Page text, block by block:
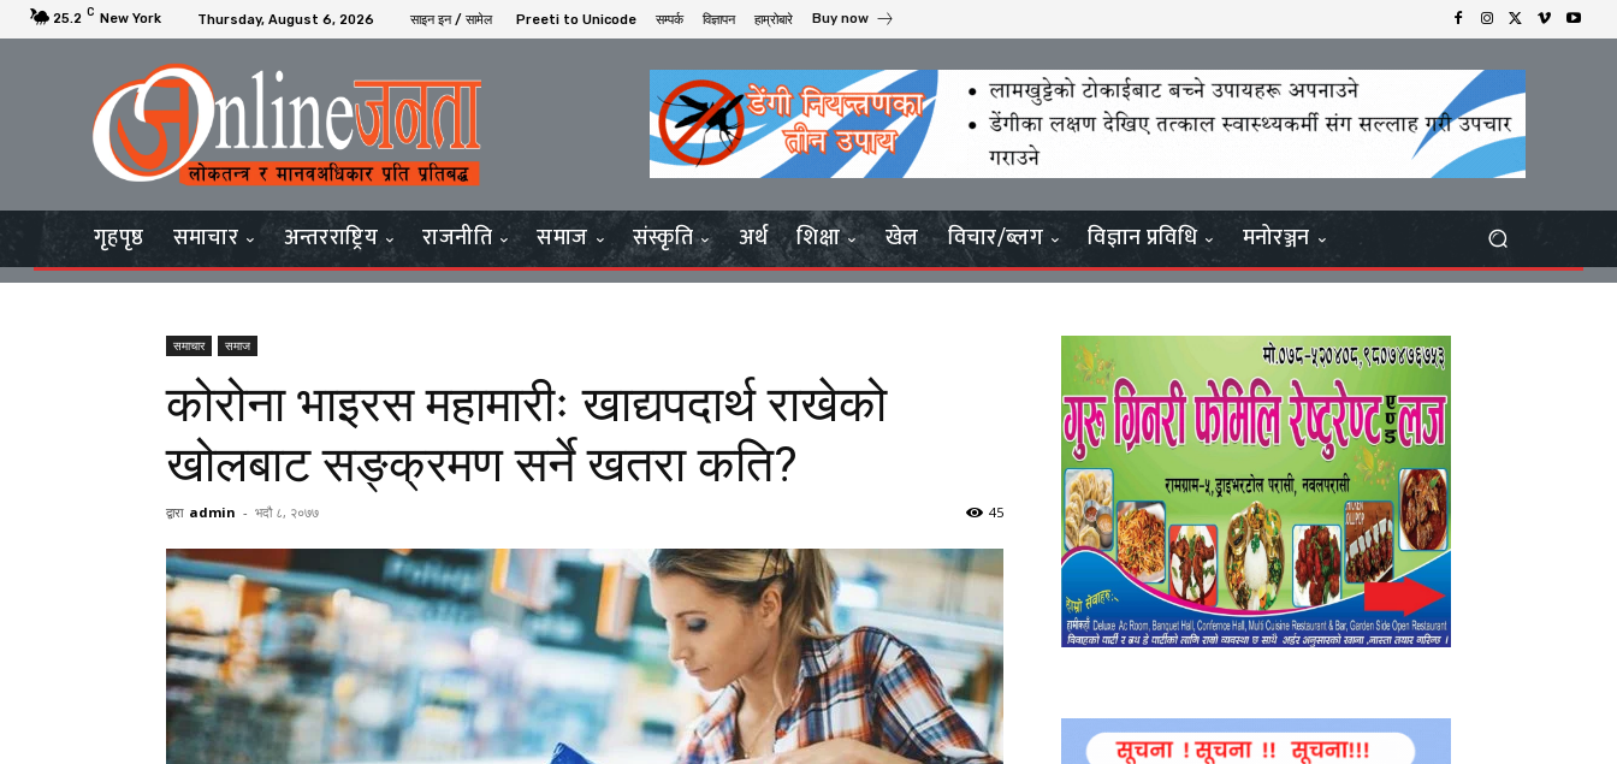
25.2 C New York Thursday, August 6, 2026 साइन इन / सामेल Preeti to Unicode सम्पर्क विज्ञापन हाम्रोबारे Buy now
गृहपृष्ठ समाचार अन्तरराष्ट्रिय राजनीति समाज संस्कृति अर्थ शिक्षा खेल विचार/ब्लग विज्ञान प्रविधि मनोरञ्जन
समाचार समाज
कोरोना भाइरस महामारीः खाद्यपदार्थ राखेको
खोलबाट सङ्क्रमण सर्ने खतरा कति?
द्वारा admin - भदौ ८, २०७७ 45